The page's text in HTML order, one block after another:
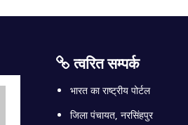
त्वरित सम्पर्क
भारत का राष्ट्रीय पोर्टल
जिला पंचायत, नरसिंहपुर